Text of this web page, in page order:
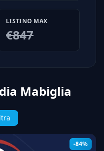
LISTINO MAX
€847
Mabiglia
-84%